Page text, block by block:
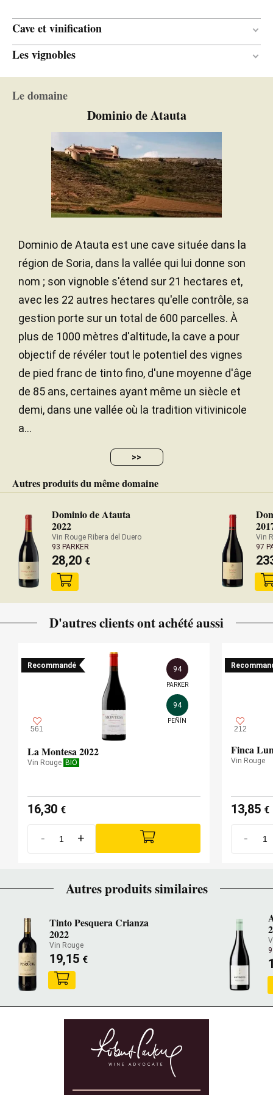
Cave et vinification
MATÉRIAU DE
DURÉE DE L'ÉLEVAGE
Chêne français
Les vignobles
Les vignobles de Dominio de Atauta se trouvent dans la
région la plus orientale de l'appellation, dans la province
oublié, presque abandonné mais qui a encore beaucoup à
Sables
1 000,00 mètres
Le domaine
Dominio de Atauta
Dominio de Atauta est une cave située dans la
région de Soria, dans la vallée qui lui donne son
nom ; son vignoble s'étend sur 21 hectares et,
avec les 22 autres hectares qu'elle contrôle, sa
gestion porte sur un total de 600 parcelles. À
plus de 1000 mètres d'altitude, la cave a pour
objectif de révéler tout le potentiel des vignes
de pied franc de tinto fino, d'une moyenne d'âge
de 85 ans, certaines ayant même un siècle et
demi, dans une vallée où la tradition vitivinicole
a...
>>
Autres produits du même domaine
Dominio de Atauta
2022
Vin Rouge Ribera del Duero
93 PARKER
28,20 €
Vin
97
D'autres clients ont achété aussi
Recommandé
561
94
PARKER
94
PEÑÍN
La Montesa 2022
Vin Rouge BIO
16,30 €
- +
212
Finca
Vin Rouge
13,85 €
-
Autres produits similaires
Tinto Pesquera Crianza
2022
Vin Rouge
19,15 €